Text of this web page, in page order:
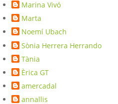
Marina Vivó
Marta
Noemí Ubach
Sònia Herrera Herrando
Tània
Èrica GT
amercadal
annallis